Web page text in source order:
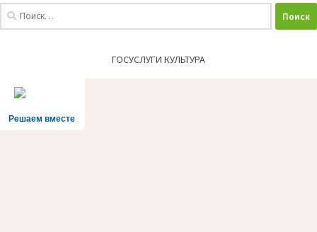
ГОСУСЛУГИ КУЛЬТУРА
Решаем вместе